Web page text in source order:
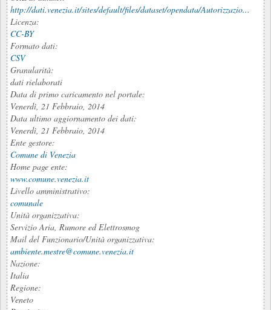
http://dati.venezia.it/sites/default/files/dataset/opendata/Autorizzazio...
Licenza:
CC-BY
Formato dati:
CSV
Granularità:
dati rielaborati
Data di primo caricamento nel portale:
Venerdì, 21 Febbraio, 2014
Data ultimo aggiornamento dei dati:
Venerdì, 21 Febbraio, 2014
Ente gestore:
Comune di Venezia
Home page ente:
www.comune.venezia.it
Livello amministrativo:
comunale
Unità organizzativa:
Servizio Aria, Rumore ed Elettrosmog
Mail del Funzionario/Unità organizzativa:
ambiente.mestre@comune.venezia.it
Nazione:
Italia
Regione:
Veneto